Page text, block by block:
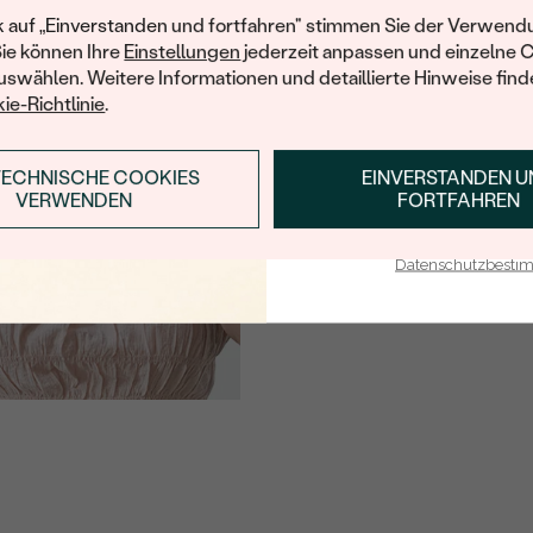
auf „Einverstanden und fortfahren" stimmen Sie der
können Ihre Einstellungen jederzeit anpassen und einzelne
Weitere Informationen und detaillierte Hinweise
Richtlinie.
EINVERSTANDEN
FORTFAHREN
COOKIES
VERWENDEN
FARBE:
FORM:
Nebensteine
Ihren ersten
ANMELDEN &
E-Mail-Adresse je bei uns in